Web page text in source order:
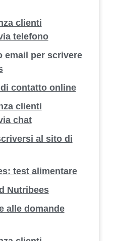
clienti
telefono
email per scrivere
contatto online
clienti
chat
al sito di
test alimentare
Nutribees
alle domande